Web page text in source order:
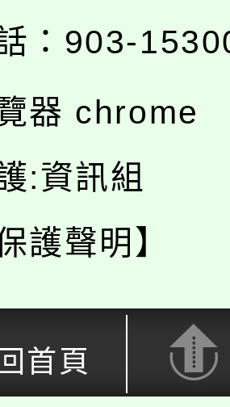
：903-
器 chrome
:資訊組
護聲明】
首頁